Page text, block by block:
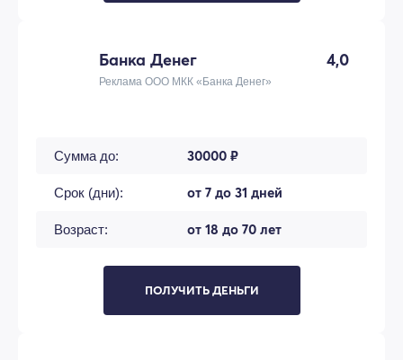
Банка Денег 4,0
Реклама ООО МКК «Банка Денег»
Сумма до: 30000 ₽
Срок (дни): от 7 до 31 дней
Возраст: от 18 до 70 лет
ПОЛУЧИТЬ ДЕНЬГИ